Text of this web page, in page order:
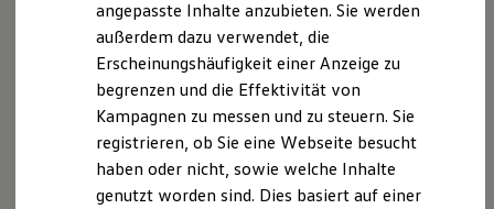
Digitale Extras
Schnittstellen zu Ihrem ID.
Marke und Erlebnis
Volkswagen R und R Experience
R-Modelle
R Experience
Driving Experience
Volkswagen entdecken
Werkbesichtigung
angepasste Inhalte anzubieten. Sie werden
außerdem dazu verwendet, die
Erscheinungshäufigkeit einer Anzeige zu
begrenzen und die Effektivität von
Kampagnen zu messen und zu steuern. Sie
registrieren, ob Sie eine Webseite besucht
haben oder nicht, sowie welche Inhalte
genutzt worden sind. Dies basiert auf einer